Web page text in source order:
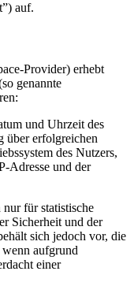
auf.
Provider) erhebt
genannte
und Uhrzeit des
über erfolgreichen
des Nutzers,
Adresse und der
für statistische
Sicherheit und der
sich jedoch vor, die
aufgrund
einer